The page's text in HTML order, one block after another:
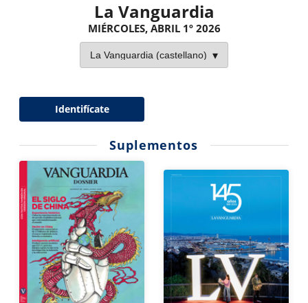
La Vanguardia
MIÉRCOLES, ABRIL 1º 2026
Identifícate
Suplementos